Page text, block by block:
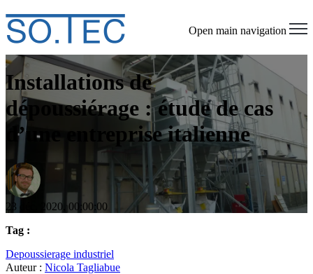
Open main navigation
Installations de
dépoussiérage : étude de cas
d’une entreprise italienne
23 déc. 2020, 00:00:00
Tag :
Depoussierage industriel
Auteur : Nicola Tagliabue